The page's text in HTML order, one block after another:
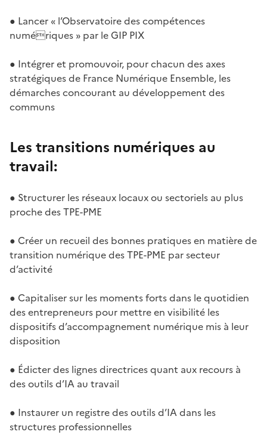
● Lancer « l’Observatoire des compétences
numériques » par le GIP PIX
● Intégrer et promouvoir, pour chacun des axes
stratégiques de France Numérique Ensemble, les
démarches concourant au développement des
communs
Les transitions numériques au
travail:
● Structurer les réseaux locaux ou sectoriels au plus
proche des TPE-PME
● Créer un recueil des bonnes pratiques en matière de
transition numérique des TPE-PME par secteur
d’activité
● Capitaliser sur les moments forts dans le quotidien
des entrepreneurs pour mettre en visibilité les
dispositifs d’accompagnement numérique mis à leur
disposition
● Édicter des lignes directrices quant aux recours à
des outils d’IA au travail
● Instaurer un registre des outils d’IA dans les
structures professionnelles